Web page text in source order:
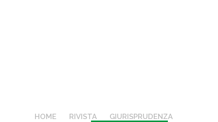
HOME RIVISTA
GIURISPRUDENZA